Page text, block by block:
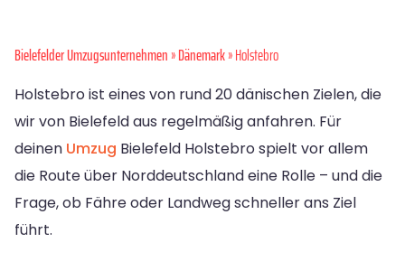
Bielefelder Umzugsunternehmen»Dänemark» Holstebro
Holstebro ist eines von rund 20 dänischen Zielen, die
wir von Bielefeld aus regelmäßig anfahren. Für
deinen Umzug Bielefeld Holstebro spielt vor allem
die Route über Norddeutschland eine Rolle – und die
Frage, ob Fähre oder Landweg schneller ans Ziel
führt.